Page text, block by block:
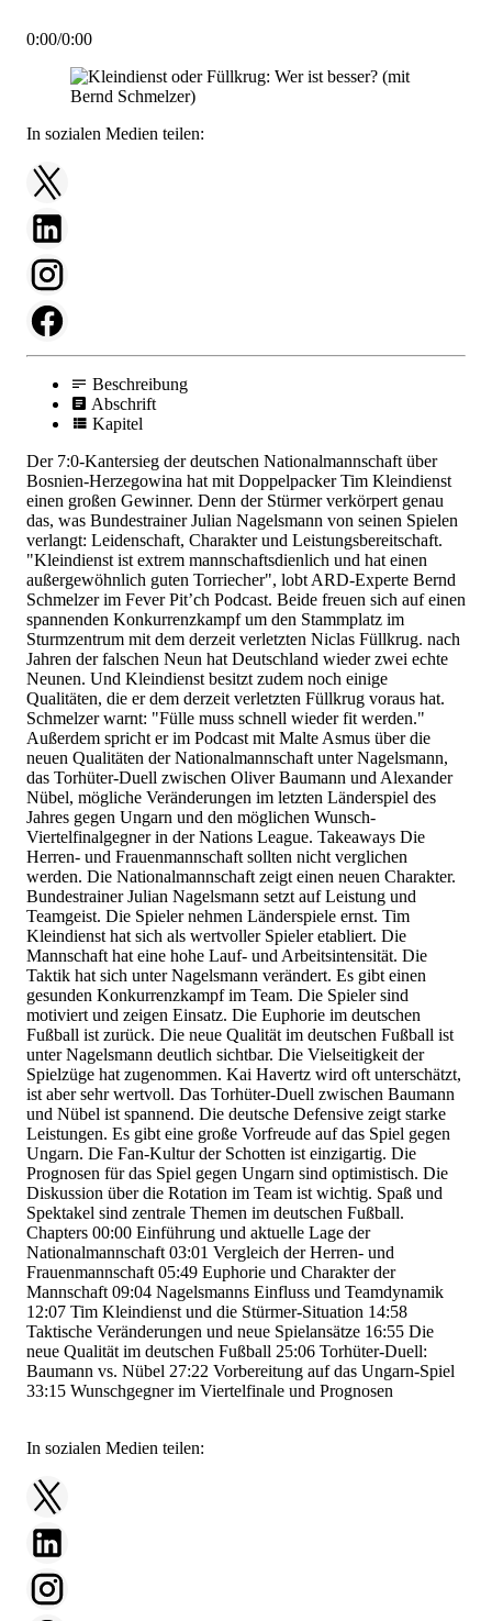
0:00/0:00
In sozialen Medien teilen:
Beschreibung
Abschrift
Kapitel
Der 7:0-Kantersieg der deutschen Nationalmannschaft über
Bosnien-Herzegowina hat mit Doppelpacker Tim Kleindienst
einen großen Gewinner. Denn der Stürmer verkörpert genau
das, was Bundestrainer Julian Nagelsmann von seinen Spielen
verlangt: Leidenschaft, Charakter und Leistungsbereitschaft.
"Kleindienst ist extrem mannschaftsdienlich und hat einen
außergewöhnlich guten Torriecher", lobt ARD-Experte Bernd
Schmelzer im Fever Pit’ch Podcast. Beide freuen sich auf einen
spannenden Konkurrenzkampf um den Stammplatz im
Sturmzentrum mit dem derzeit verletzten Niclas Füllkrug. nach
Jahren der falschen Neun hat Deutschland wieder zwei echte
Neunen. Und Kleindienst besitzt zudem noch einige
Qualitäten, die er dem derzeit verletzten Füllkrug voraus hat.
Schmelzer warnt: "Fülle muss schnell wieder fit werden."
Außerdem spricht er im Podcast mit Malte Asmus über die
neuen Qualitäten der Nationalmannschaft unter Nagelsmann,
das Torhüter-Duell zwischen Oliver Baumann und Alexander
Nübel, mögliche Veränderungen im letzten Länderspiel des
Jahres gegen Ungarn und den möglichen Wunsch-
Viertelfinalgegner in der Nations League. Takeaways Die
Herren- und Frauenmannschaft sollten nicht verglichen
werden. Die Nationalmannschaft zeigt einen neuen Charakter.
Bundestrainer Julian Nagelsmann setzt auf Leistung und
Teamgeist. Die Spieler nehmen Länderspiele ernst. Tim
Kleindienst hat sich als wertvoller Spieler etabliert. Die
Mannschaft hat eine hohe Lauf- und Arbeitsintensität. Die
Taktik hat sich unter Nagelsmann verändert. Es gibt einen
gesunden Konkurrenzkampf im Team. Die Spieler sind
motiviert und zeigen Einsatz. Die Euphorie im deutschen
Fußball ist zurück. Die neue Qualität im deutschen Fußball ist
unter Nagelsmann deutlich sichtbar. Die Vielseitigkeit der
Spielzüge hat zugenommen. Kai Havertz wird oft unterschätzt,
ist aber sehr wertvoll. Das Torhüter-Duell zwischen Baumann
und Nübel ist spannend. Die deutsche Defensive zeigt starke
Leistungen. Es gibt eine große Vorfreude auf das Spiel gegen
Ungarn. Die Fan-Kultur der Schotten ist einzigartig. Die
Prognosen für das Spiel gegen Ungarn sind optimistisch. Die
Diskussion über die Rotation im Team ist wichtig. Spaß und
Spektakel sind zentrale Themen im deutschen Fußball.
Chapters 00:00 Einführung und aktuelle Lage der
Nationalmannschaft 03:01 Vergleich der Herren- und
Frauenmannschaft 05:49 Euphorie und Charakter der
Mannschaft 09:04 Nagelsmanns Einfluss und Teamdynamik
12:07 Tim Kleindienst und die Stürmer-Situation 14:58
Taktische Veränderungen und neue Spielansätze 16:55 Die
neue Qualität im deutschen Fußball 25:06 Torhüter-Duell:
Baumann vs. Nübel 27:22 Vorbereitung auf das Ungarn-Spiel
33:15 Wunschgegner im Viertelfinale und Prognosen
In sozialen Medien teilen: